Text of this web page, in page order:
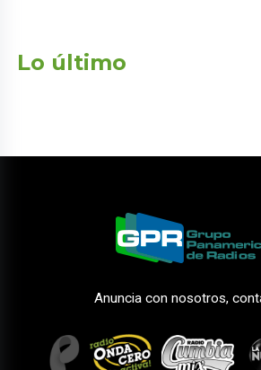
Lo último
Anuncia con nosotros,